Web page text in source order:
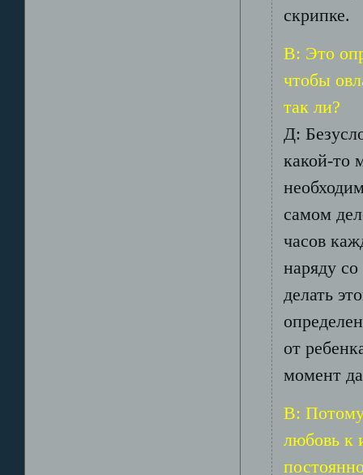
скрипке.
В: Это
чтобы
так ли?
Д:
какой-то
самом
часов
наряду
делать
от
момент
В: Потому
любовь к